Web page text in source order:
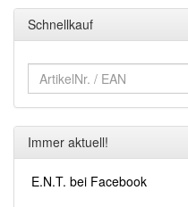
Schnellkauf
Immer aktuell!
E.N.T. bei Facebook